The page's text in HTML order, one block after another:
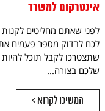
אינטרקום למשרד
לפני שאתם מחליטים לקנות
לכם לבדוק מספר פעמים
שתצטרכו לקבל תוכל
שלכם בצורה...
המשיכו לקרוא >